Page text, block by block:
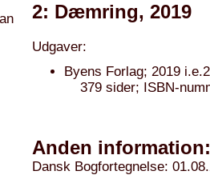
2: Dæmring, 2019
Udgaver:
Byens Forlag; 2019
379 sider; ISBN-
Anden information:
Dansk Bogfortegnelse: